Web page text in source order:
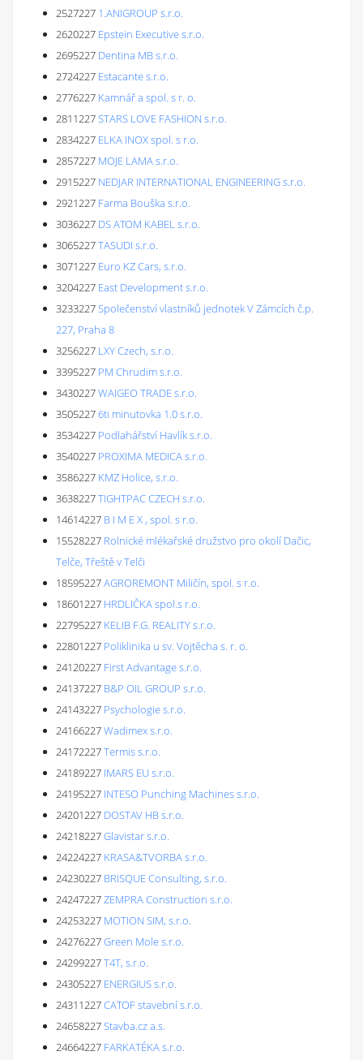
2527227 1.ANIGROUP s.r.o.
2620227 Epstein Executive s.r.o.
2695227 Dentina MB s.r.o.
2724227 Estacante s.r.o.
2776227 Kamnář a spol. s r. o.
2811227STARS LOVE FASHION s.r.o.
2834227 ELKA INOX spol. s r.o.
2857227 MOJE LAMA s.r.o.
2915227 NEDJAR INTERNATIONAL ENGINEERING s.r.o.
2921227 Farma Bouška s.r.o.
3036227 DS ATOM KABEL s.r.o.
3065227TASUDI s.r.o.
3071227 Euro KZ Cars, s.r.o.
3204227 East Development s.r.o.
3233227Společenství vlastníků jednotek V Zámcích č.p.
227, Praha 8
3256227 LXY Czech, s.r.o.
3395227 PM Chrudim s.r.o.
3430227WAIGEO TRADE s.r.o.
35052276ti minutovka 1.0 s.r.o.
3534227 Podlahářství Havlík s.r.o.
3540227 PROXIMA MEDICA s.r.o.
3586227 KMZ Holice, s.r.o.
3638227TIGHTPAC CZECH s.r.o.
14614227 B I M E X , spol. s r.o.
15528227 Rolnické mlékařské družstvo pro okolí Dačic,
Telče, Třeště v Telči
18595227AGROREMONT Miličín, spol. s r.o.
18601227 HRDLIČKA spol.s r.o.
22795227 KELIB F.G. REALITY s.r.o.
22801227 Poliklinika u sv. Vojtěcha s. r. o.
24120227 First Advantage s.r.o.
24137227 B&P OIL GROUP s.r.o.
24143227 Psychologie s.r.o.
24166227Wadimex s.r.o.
24172227Termis s.r.o.
24189227 IMARS EU s.r.o.
24195227 INTESO Punching Machines s.r.o.
24201227 DOSTAV HB s.r.o.
24218227Glavistar s.r.o.
24224227 KRASA&TVORBA s.r.o.
24230227 BRISQUE Consulting, s.r.o.
24247227ZEMPRA Construction s.r.o.
24253227 MOTION SIM, s.r.o.
24276227Green Mole s.r.o.
24299227T4T, s.r.o.
24305227 ENERGIUS s.r.o.
24311227CATOF stavební s.r.o.
24658227Stavba.cz a.s.
24664227 FARKATÉKA s.r.o.